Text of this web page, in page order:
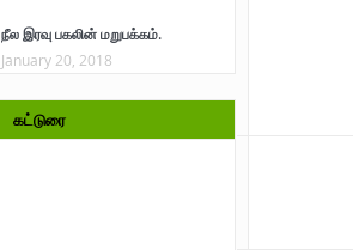
நீல இரவு பகலின் மறுபக்கம்.
January 20, 2018
கட்டுரை